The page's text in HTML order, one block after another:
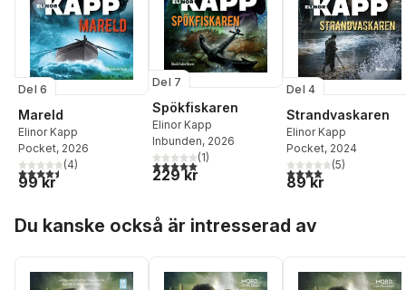
Del 6
Mareld
Elinor Kapp
Pocket, 2026
4,5utav 5 stjärnor. Totalt antal röster:
(4)
99 kr
Del 7
Spökfiskaren
Elinor Kapp
Inbunden, 2026
5,0utav 5 stjärnor. Totalt antal röster:
(1)
229 kr
Del 4
Strandvaskaren
Elinor Kapp
Pocket, 2024
4,0utav 5 stjärnor.
(5)
89 kr
Du kanske också är intresserad av